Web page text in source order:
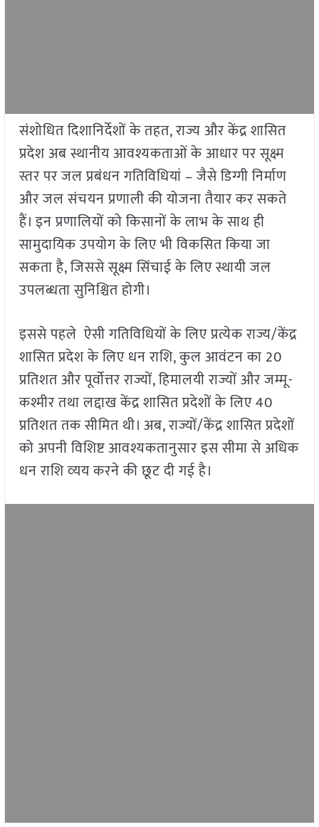
संशोधित दिशानिर्देशों के तहत, राज्य और केंद्र शासित
प्रदेश अब स्थानीय आवश्यकताओं के आधार पर सूक्ष्म
स्तर पर जल प्रबंधन गतिविधियां – जैसे डिग्गी निर्माण
और जल संचयन प्रणाली की योजना तैयार कर सकते
हैं। इन प्रणालियों को किसानों के लाभ के साथ ही
सामुदायिक उपयोग के लिए भी विकसित किया जा
सकता है, जिससे सूक्ष्म सिंचाई के लिए स्थायी जल
उपलब्धता सुनिश्चित होगी।
इससे पहले ऐसी गतिविधियों के लिए प्रत्येक राज्य/केंद्र
शासित प्रदेश के लिए धन राशि, कुल आवंटन का 20
प्रतिशत और पूर्वोत्तर राज्यों, हिमालयी राज्यों और जम्मू-
कश्मीर तथा लद्दाख केंद्र शासित प्रदेशों के लिए 40
प्रतिशत तक सीमित थी। अब, राज्यों/केंद्र शासित प्रदेशों
को अपनी विशिष्ट आवश्यकतानुसार इस सीमा से अधिक
धन राशि व्‍यय करने की छूट दी गई है।